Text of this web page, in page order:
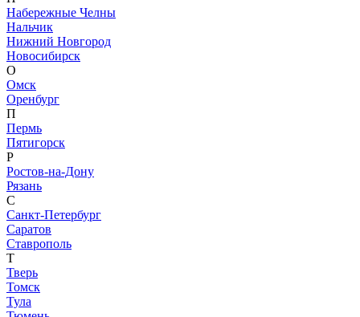
Набережные Челны
Нальчик
Нижний Новгород
Новосибирск
О
Омск
Оренбург
П
Пермь
Пятигорск
Р
Ростов-на-Дону
Рязань
С
Санкт-Петербург
Саратов
Ставрополь
Т
Тверь
Томск
Тула